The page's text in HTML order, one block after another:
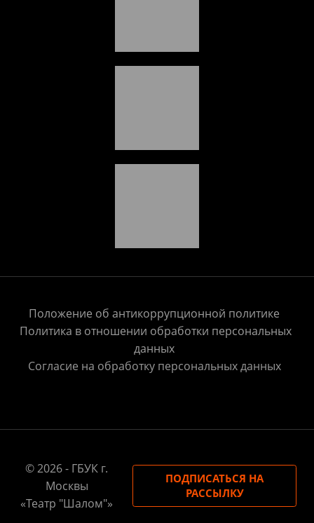
Положение об антикоррупционной политике
Политика в отношении обработки персональных
данных
Согласие на обработку персональных данных
© 2026 - ГБУК г.
Москвы
«Театр "Шалом"»
ПОДПИСАТЬСЯ НА
РАССЫЛКУ